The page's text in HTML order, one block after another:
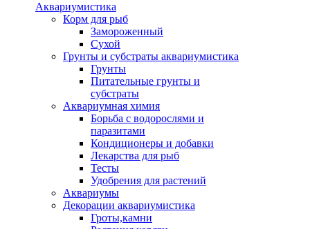
Аквариумистика
Корм для рыб
Замороженный
Сухой
Грунты и субстраты аквариумистика
Грунты
Питательные грунты и
субстраты
Аквариумная химия
Борьба с водорослями и
паразитами
Кондиционеры и добавки
Лекарства для рыб
Тесты
Удобрения для растений
Аквариумы
Декорации аквариумистика
Гроты,камни